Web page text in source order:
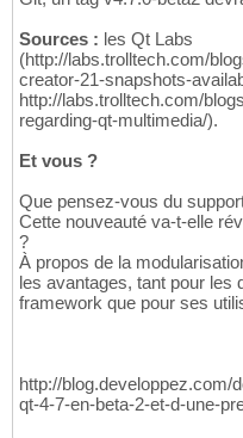
Sources : les Qt Labs
(http://labs.trolltech.com/
creator-21-snapshots-
http://labs.trolltech.com/
regarding-qt-multimedia/).
Et vous ?
Que pensez-vous du
Cette nouveauté va-t-elle
?
À propos de la
les avantages, tant pour les
framework que pour ses
http://blog.developpez.com/
qt-4-7-en-beta-2-et-d-une-